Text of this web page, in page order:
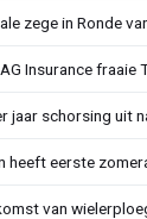
zege in Ronde
Insurance fraaie
jaar schorsing uit
heeft eerste
van